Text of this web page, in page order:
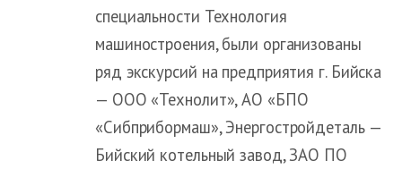
специальности Технология
машиностроения, были организованы
ряд экскурсий на предприятия г. Бийска
— ООО «Технолит», АО «БПО
«Сибприбормаш», Энергостройдеталь —
Бийский котельный завод, ЗАО ПО